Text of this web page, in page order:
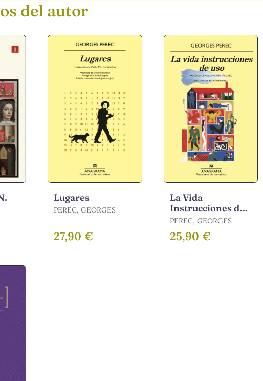
del autor
Lugares
PEREC, GEORGES
27,90 €
La Vida
Instrucciones de
Uso
PEREC, GEORGES
25,90 €